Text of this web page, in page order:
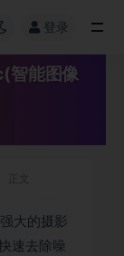
登录
智能图像
大的摄影
速去除噪